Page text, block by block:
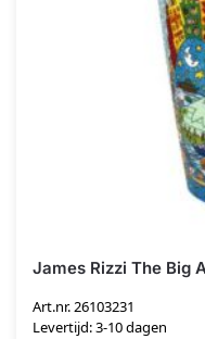
James Rizzi The Big
Art.nr. 26103231
Levertijd: 3-10 dagen